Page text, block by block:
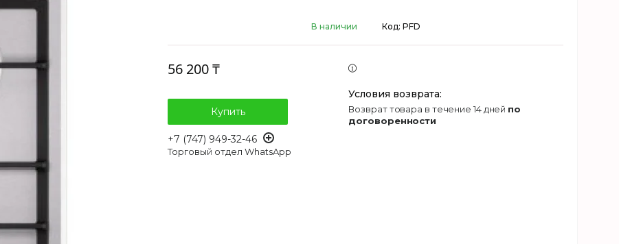
В наличии Код: PFD
56 200 ₸
Купить
+7 (747) 949-32-46
Торговый отдел WhatsApp
возврат товара в течение 14 дней по
договоренности